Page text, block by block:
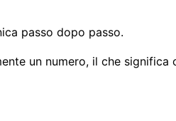
passo dopo passo.
un numero, il che significa